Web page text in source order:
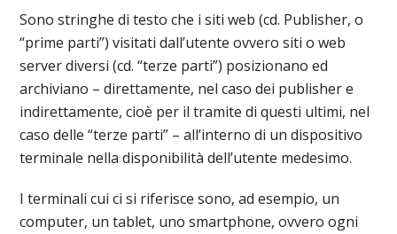
Sono stringhe di testo che i siti web (cd. Publisher, o
“prime parti”) visitati dall’utente ovvero siti o web
server diversi (cd. “terze parti”) posizionano ed
archiviano – direttamente, nel caso dei publisher e
indirettamente, cioè per il tramite di questi ultimi, nel
caso delle “terze parti” – all’interno di un dispositivo
terminale nella disponibilità dell’utente medesimo.
I terminali cui ci si riferisce sono, ad esempio, un
computer, un tablet, uno smartphone, ovvero ogni